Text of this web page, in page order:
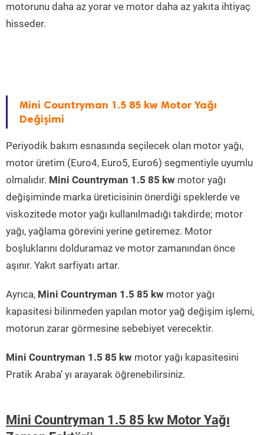
motorunu daha az yorar ve motor daha az yakıta ihtiyaç
hisseder.
Mini Countryman 1.5 85 kw Motor Yağı
Değişimi
Periyodik bakım esnasında seçilecek olan motor yağı,
motor üretim (Euro4, Euro5, Euro6) segmentiyle uyumlu
olmalıdır. Mini Countryman 1.5 85 kw motor yağı
değişiminde marka üreticisinin önerdiği speklerde ve
viskozitede motor yağı kullanılmadığı takdirde; motor
yağı, yağlama görevini yerine getiremez. Motor
boşluklarını dolduramaz ve motor zamanından önce
aşınır. Yakıt sarfiyatı artar.
Ayrıca, Mini Countryman 1.5 85 kw motor yağı
kapasitesi bilinmeden yapılan motor yağ değişim işlemi,
motorun zarar görmesine sebebiyet verecektir.
Mini Countryman 1.5 85 kw motor yağı kapasitesini
Pratik Araba’ yı arayarak öğrenebilirsiniz.
Mini Countryman 1.5 85 kw Motor Yağı